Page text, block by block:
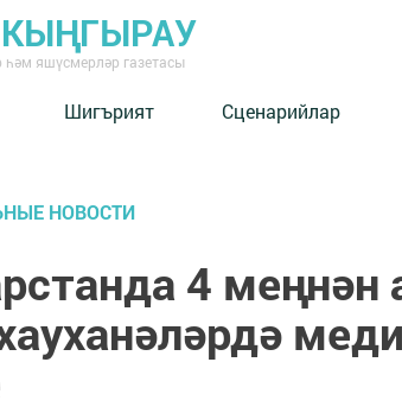
һәм яшүсмерләр газетасы
Шигърият Сценарийлар
НОВОСТИ
4